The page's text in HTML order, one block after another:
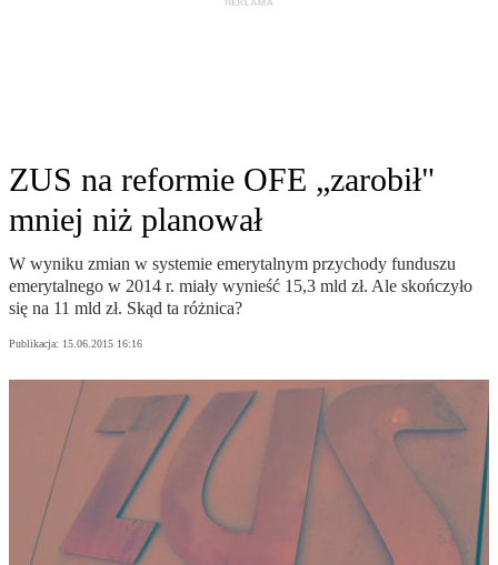
ZUS na reformie OFE „zarobił"
mniej niż planował
W wyniku zmian w systemie emerytalnym przychody funduszu
emerytalnego w 2014 r. miały wynieść 15,3 mld zł. Ale skończyło
się na 11 mld zł. Skąd ta różnica?
Publikacja: 15.06.2015 16:16